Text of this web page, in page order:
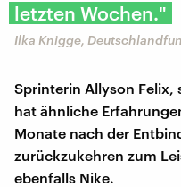
letzten Wochen."
Ilka Knigge,
Sprinterin Allyson Felix,
hat ähnliche
Monate nach der
zurückzukehren zum
ebenfalls Nike.